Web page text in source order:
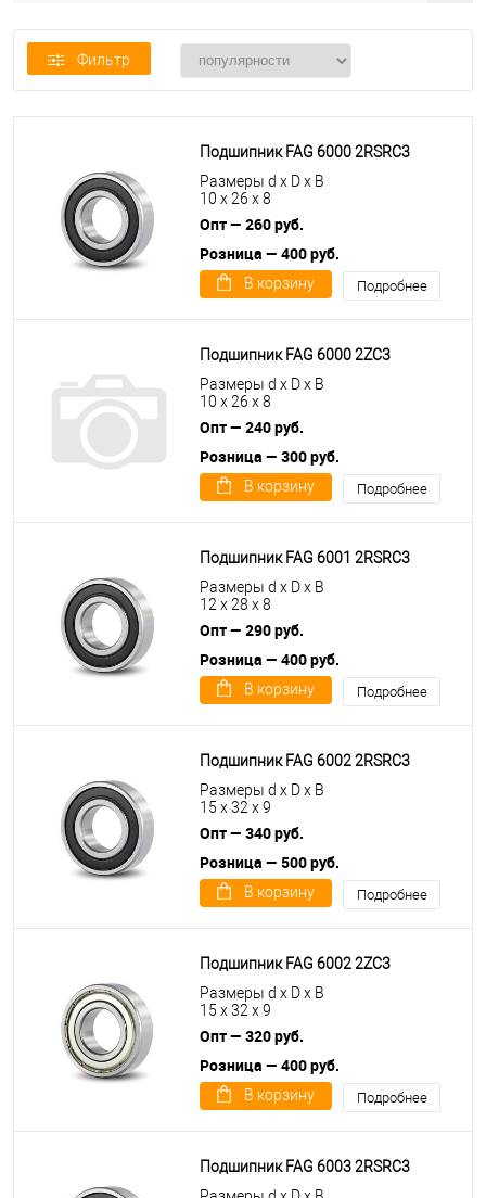
Фильтр
Подшипник FAG 6000 2RSRC3
Размеры d x D x B
10 x 26 x 8
Опт — 260 руб.
Розница — 400 руб.
В корзину Подробнее
Подшипник FAG 6000 2ZC3
Размеры d x D x B
10 x 26 x 8
Опт — 240 руб.
Розница — 300 руб.
В корзину Подробнее
Подшипник FAG 6001 2RSRC3
Размеры d x D x B
12 x 28 x 8
Опт — 290 руб.
Розница — 400 руб.
В корзину Подробнее
Подшипник FAG 6002 2RSRC3
Размеры d x D x B
15 x 32 x 9
Опт — 340 руб.
Розница — 500 руб.
В корзину Подробнее
Подшипник FAG 6002 2ZC3
Размеры d x D x B
15 x 32 x 9
Опт — 320 руб.
Розница — 400 руб.
В корзину Подробнее
Подшипник FAG 6003 2RSRC3